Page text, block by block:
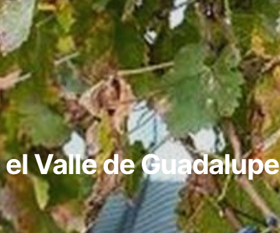
Valle de Guadalupe